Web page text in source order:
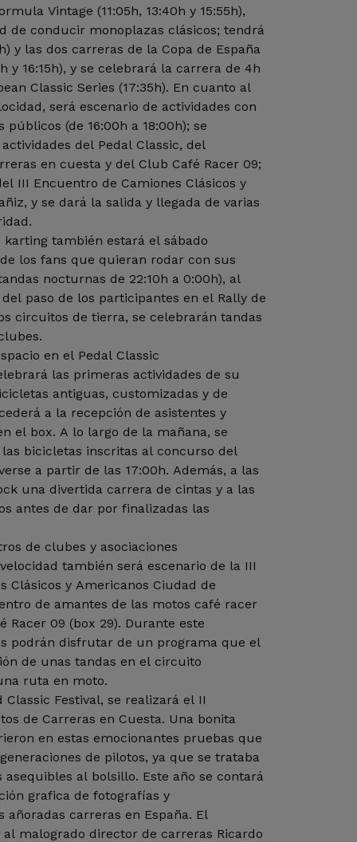
Vintage (11:05h, 13:40h y 15:55h),
de conducir monoplazas clásicos; tendrá
y las dos carreras de la Copa de España
y 16:15h), y se celebrará la carrera de 4h
Classic Series (17:35h). En cuanto al
será escenario de actividades con
(de 16:00h a 18:00h); se
del Pedal Classic, del
en cuesta y del Club Café Racer 09;
III Encuentro de Camiones Clásicos y
y se dará la salida y llegada de varias
también estará el sábado
los fans que quieran rodar con sus
nocturnas de 22:10h a 0:00h), al
paso de los participantes en el Rally de
circuitos de tierra, se celebrarán tandas
en el Pedal Classic
las primeras actividades de su
antiguas, customizadas y de
a la recepción de asistentes y
el box. A lo largo de la mañana, se
bicicletas inscritas al concurso del
a partir de las 17:00h. Además, a las
una divertida carrera de cintas y a las
antes de dar por finalizadas las
de clubes y asociaciones
también será escenario de la III
Clásicos y Americanos Ciudad de
de amantes de las motos café racer
Racer 09 (box 29). Durante este
podrán disfrutar de un programa que el
de unas tandas en el circuito
ruta en moto.
Festival, se realizará el II
de Carreras en Cuesta. Una bonita
en estas emocionantes pruebas que
de pilotos, ya que se trataba
al bolsillo. Este año se contará
grafica de fotografías y
añoradas carreras en España. El
malogrado director de carreras Ricardo